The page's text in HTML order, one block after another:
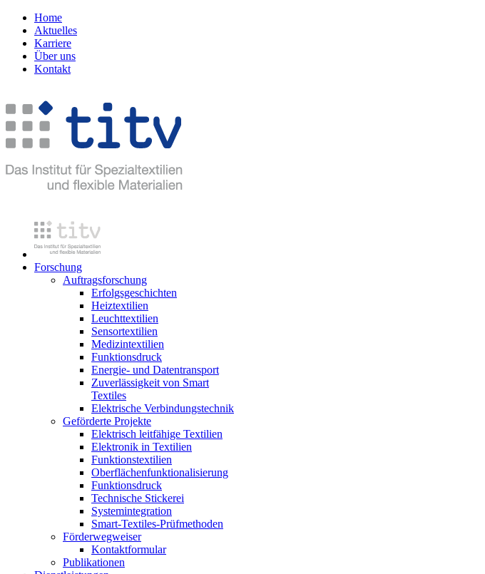
Home
Aktuelles
Karriere
Über uns
Kontakt
Forschung
Auftragsforschung
Erfolgsgeschichten
Heiztextilien
Leuchttextilien
Sensortextilien
Medizintextilien
Funktionsdruck
Energie- und Datentransport
Zuverlässigkeit von Smart
Textiles
Elektrische Verbindungstechnik
Geförderte Projekte
Elektrisch leitfähige Textilien
Elektronik in Textilien
Funktionstextilien
Oberflächenfunktionalisierung
Funktionsdruck
Technische Stickerei
Systemintegration
Smart-Textiles-Prüfmethoden
Förderwegweiser
Kontaktformular
Publikationen